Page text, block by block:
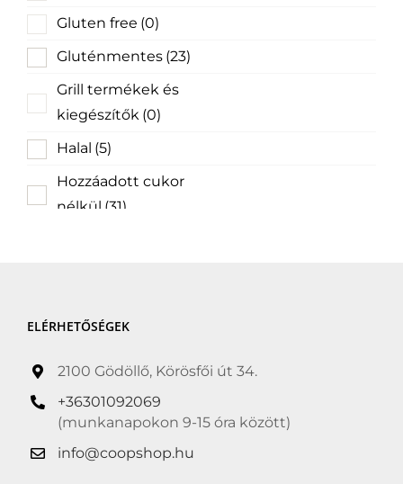
Gluten free (0)
Gluténmentes (23)
Grill termékek és
kiegészítők (0)
Halal (5)
Hozzáadott cukor
nélkül (31)
Hűtött(519)
Kóser(1)
Kosher(0)
Kötelező akció (0)
Következő Kötelező
ELÉRHETŐSÉGEK
2100 Gödöllő, Körösfői út 34.
+36301092069
(munkanapokon 9-15 óra között)
info@coopshop.hu